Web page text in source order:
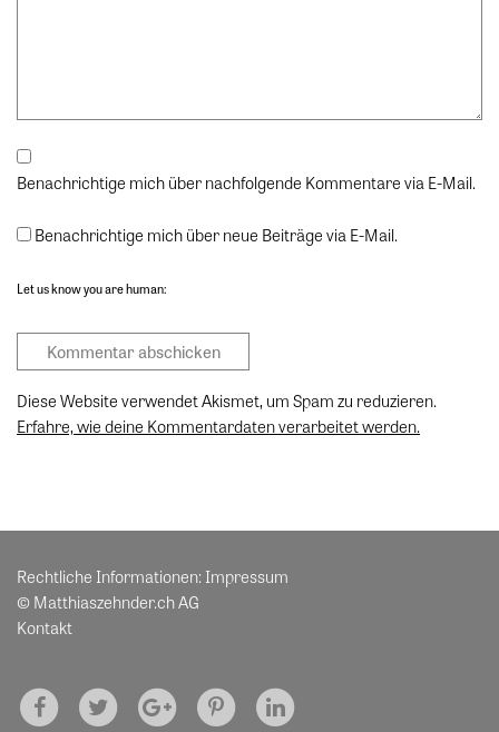
Benachrichtige mich über nachfolgende Kommentare via E-Mail.
Benachrichtige mich über neue Beiträge via E-Mail.
Let us know you are human:
Diese Website verwendet Akismet, um Spam zu reduzieren.
Erfahre, wie deine Kommentardaten verarbeitet werden.
Rechtliche Informationen: Impressum
© Matthiaszehnder.ch AG
Kontakt